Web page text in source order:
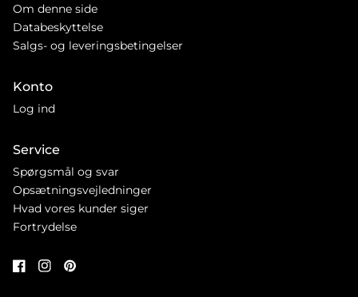
Om denne side
Databeskyttelse
Salgs- og leveringsbetingelser
Konto
Log ind
Service
Spørgsmål og svar
Opsætningsvejledninger
Hvad vores kunder siger
Fortrydelse